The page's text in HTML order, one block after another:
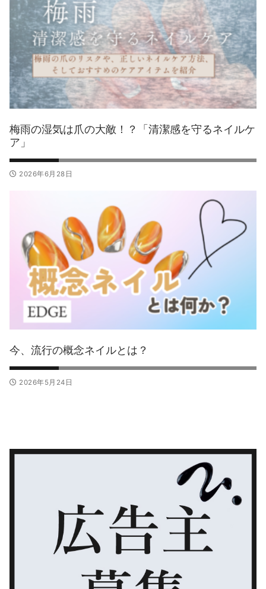
梅雨の湿気は爪の大敵！？「清潔感を守るネイルケ
ア」
2026年6月28日
今、流行の概念ネイルとは？
2026年5月24日